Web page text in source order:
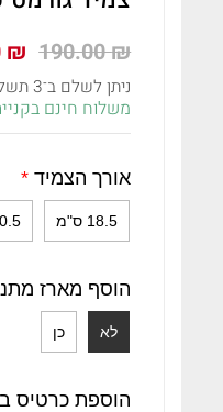
190.00₪
₪.
₪
ניתן לשלם ב־3 תשלומים של
משלוח חינם בקנייה מעל
אורך הצמיד*
18.5 ס"מ 20.5
הוסף מארז
לא כן
הוספת כרטיס